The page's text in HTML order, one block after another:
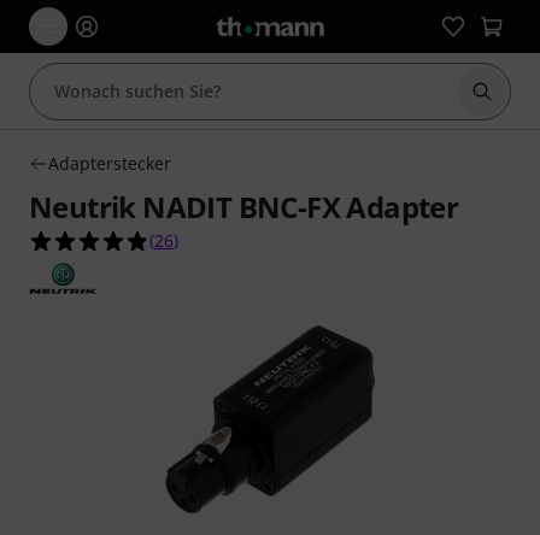
Suche
Adapterstecker
Neutrik NADIT BNC-FX Adapter
4.8 von 5 Sternen aus 26 Kundenbewertungen
(26)